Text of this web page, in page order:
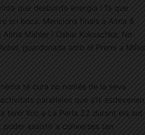
que desborda energia i fa que
en boca. Mencions finals a Alma &
Mahler i Oskar Kokoschka; No
, guardonada amb el Premi a Millor
té cura no només de la seva
paral·leles que s’hi esdevenen.
tenir lloc a La Perla 22 durant els set
poder assistir a converses tan